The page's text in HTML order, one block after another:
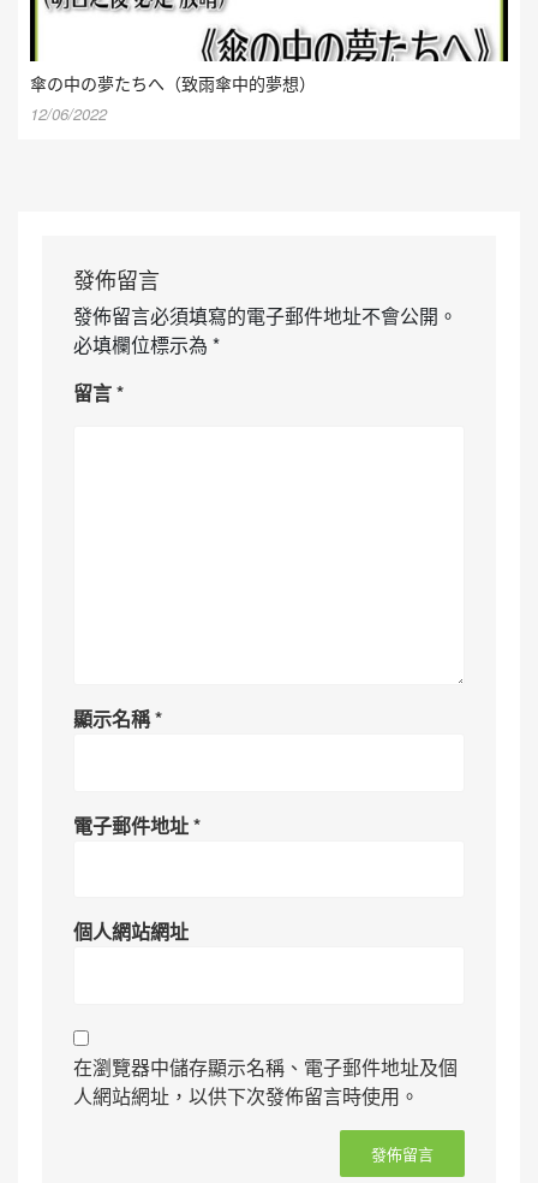
傘の中の夢たちへ（致雨傘中的夢想）
12/06/2022
發佈留言
發佈留言必須填寫的電子郵件地址不會公開。
必填欄位標示為 *
留言*
顯示名稱*
電子郵件地址*
個人網站網址
在瀏覽器中儲存顯示名稱、電子郵件地址及個
人網站網址，以供下次發佈留言時使用。